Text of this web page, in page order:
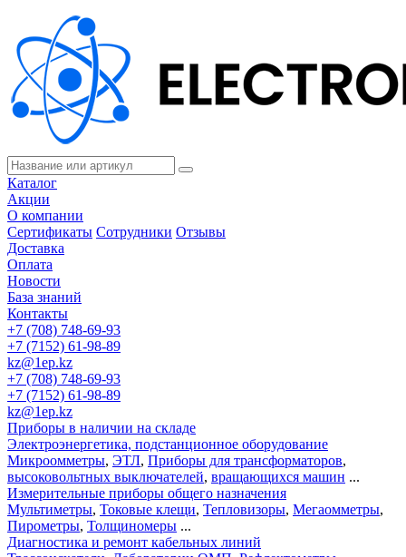
Каталог
Акции
О компании
Сертификаты Сотрудники Отзывы
Доставка
Оплата
Новости
База знаний
Контакты
+7 (708) 748-69-93
+7 (7152) 61-98-89
kz@1ep.kz
+7 (708) 748-69-93
+7 (7152) 61-98-89
kz@1ep.kz
Приборы в наличии на складе
Электроэнергетика, подстанционное оборудование
Микроомметры, ЭТЛ, Приборы для трансформаторов,
высоковольтных выключателей, вращающихся машин ...
Измерительные приборы общего назначения
Мультиметры, Токовые клещи, Тепловизоры, Мегаомметры,
Пирометры, Толщиномеры ...
Диагностика и ремонт кабельных линий